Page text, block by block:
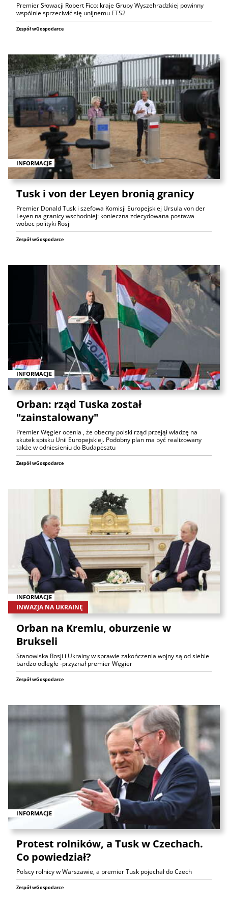
Premier Słowacji Robert Fico: kraje Grupy Wyszehradzkiej powinny
wspólnie sprzeciwić się unijnemu ETS2
Zespół wGospodarce
INFORMACJE
Tusk i von der Leyen bronią granicy
Premier Donald Tusk i szefowa Komisji Europejskiej Ursula von der
Leyen na granicy wschodniej: konieczna zdecydowana postawa
wobec polityki Rosji
Zespół wGospodarce
INFORMACJE
Orban: rząd Tuska został
"zainstalowany"
Premier Węgier ocenia , że obecny polski rząd przejął władzę na
skutek spisku Unii Europejskiej. Podobny plan ma być realizowany
także w odniesieniu do Budapesztu
Zespół wGospodarce
INFORMACJE
INWAZJA NA UKRAINĘ
Orban na Kremlu, oburzenie w
Brukseli
Stanowiska Rosji i Ukrainy w sprawie zakończenia wojny są od siebie
bardzo odległe -przyznał premier Węgier
Zespół wGospodarce
INFORMACJE
Protest rolników, a Tusk w Czechach.
Co powiedział?
Polscy rolnicy w Warszawie, a premier Tusk pojechał do Czech
Zespół wGospodarce